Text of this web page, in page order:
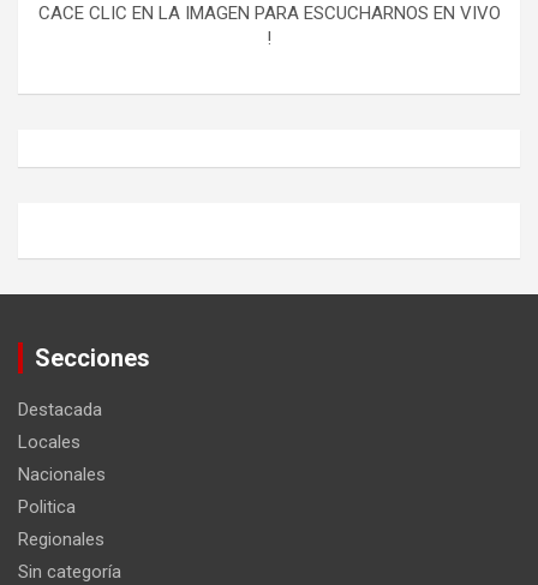
CACE CLIC EN LA IMAGEN PARA ESCUCHARNOS EN VIVO
!
Secciones
Destacada
Locales
Nacionales
Politica
Regionales
Sin categoría